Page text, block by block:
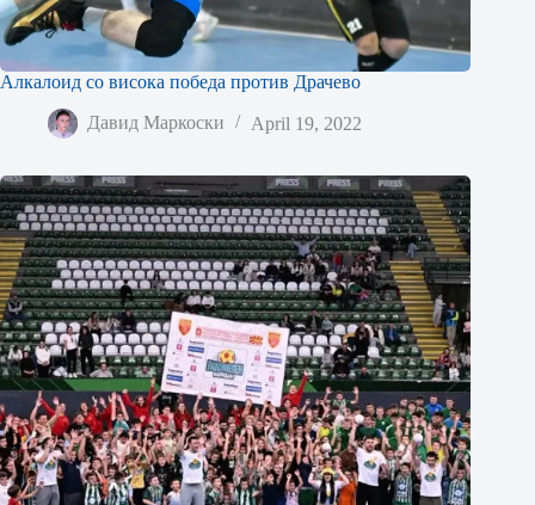
Алкалоид со висока победа против Драчево
Давид Маркоски April 19, 2022